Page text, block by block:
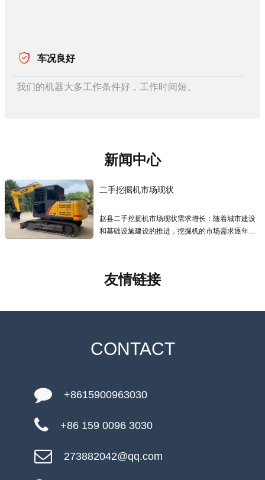
车况良好
我们的机器大多工作条件好，工作时间短。
新闻中心
二手挖掘机市场现状
赵县二手挖掘机市场现状需求增长：随着城市建设
和基础设施建设的推进，挖掘机的市场需求逐年增
友情链接
CONTACT
+8615900963030
+86 159 0096 3030
273882042@qq.com